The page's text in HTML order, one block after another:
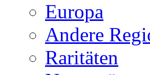
Europa
Andere
Raritäten